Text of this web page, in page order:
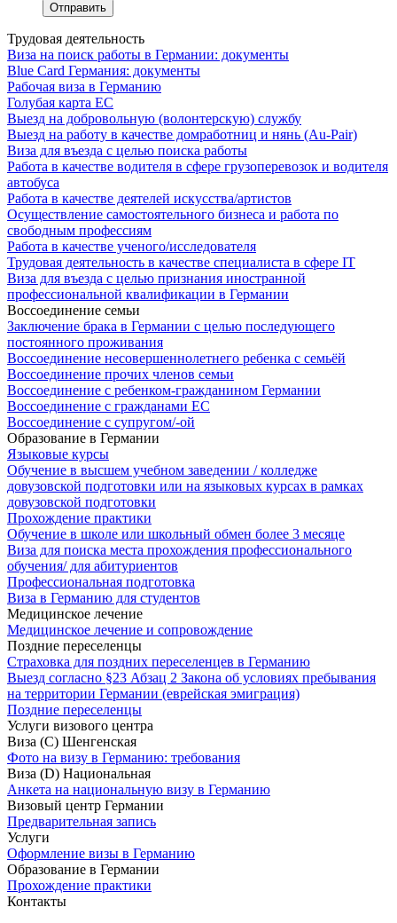
Трудовая деятельность
Виза на поиск работы в Германии: документы
Blue Card Германия: документы
Рабочая виза в Германию
Голубая карта ЕС
Выезд на добровольную (волонтерскую) службу
Выезд на работу в качестве домработниц и нянь (Au-Pair)
Виза для въезда с целью поиска работы
Работа в качестве водителя в сфере грузоперевозок и водителя
автобуса
Работа в качестве деятелей искусства/артистов
Осуществление самостоятельного бизнеса и работа по
свободным профессиям
Работа в качестве ученого/исследователя
Трудовая деятельность в качестве специалиста в сфере IT
Виза для въезда с целью признания иностранной
профессиональной квалификации в Германии
Воссоединение семьи
Заключение брака в Германии с целью последующего
постоянного проживания
Воссоединение несовершеннолетнего ребенка с семьёй
Воссоединение прочих членов семьи
Воссоединение с ребенком-гражданином Германии
Воссоединение с гражданами ЕС
Воссоединение с супругом/-ой
Образование в Германии
Языковые курсы
Обучение в высшем учебном заведении / колледже
довузовской подготовки или на языковых курсах в рамках
довузовской подготовки
Прохождение практики
Обучение в школе или школьный обмен более 3 месяце
Виза для поиска места прохождения профессионального
обучения/ для абитуриентов
Профессиональная подготовка
Виза в Германию для студентов
Медицинское лечение
Медицинское лечение и сопровождение
Поздние переселенцы
Страховка для поздних переселенцев в Германию
Выезд согласно §23 Абзац 2 Закона об условиях пребывания
на территории Германии (еврейская эмиграция)
Поздние переселенцы
Услуги визового центра
Виза (C) Шенгенская
Фото на визу в Германию: требования
Виза (D) Национальная
Анкета на национальную визу в Германию
Визовый центр Германии
Предварительная запись
Услуги
Оформление визы в Германию
Образование в Германии
Прохождение практики
Контакты